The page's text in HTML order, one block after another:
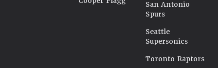
San Antonio
Spurs
Seattle
Supersonics
Toronto Raptors